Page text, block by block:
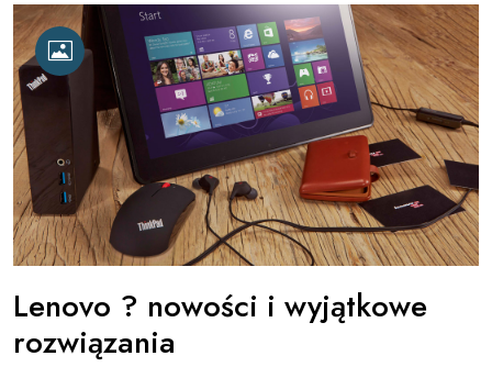
Lenovo ? nowości i wyjątkowe
rozwiązania